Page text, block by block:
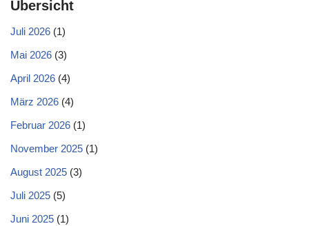
Übersicht
Juli 2026 (1)
Mai 2026 (3)
April 2026 (4)
März 2026 (4)
Februar 2026 (1)
November 2025 (1)
August 2025 (3)
Juli 2025 (5)
Juni 2025 (1)